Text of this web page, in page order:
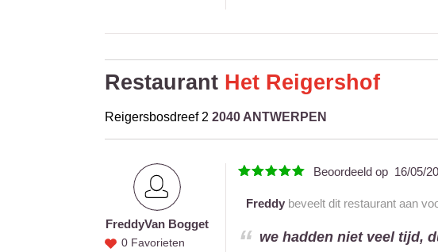
Restaurant Het Reigershof
Reigersbosdreef 2 2040 ANTWERPEN
Freddy
Van
FreddyVan Bogget
0 Favorieten
Beoordeeld op 16/05/
Freddy beveelt dit restaurant aan
we hadden niet veel tijd,